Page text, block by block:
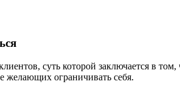
суть которой заключается в
желающих ограничивать себя.